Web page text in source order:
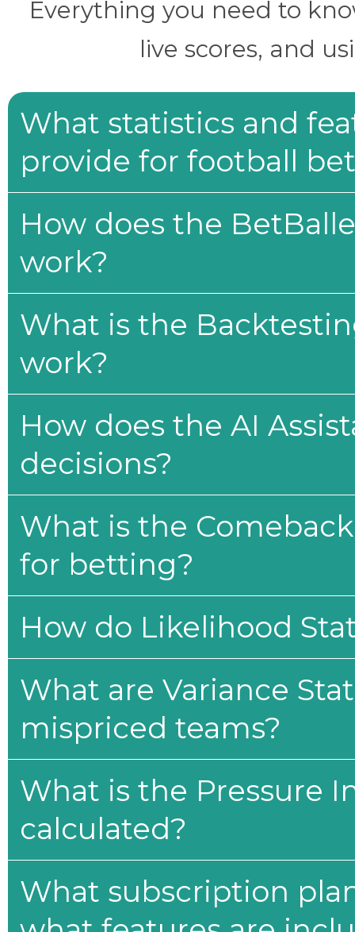
Everything you need to
live scores, and
What statistics and
provide for football
How does the
work?
What is the
work?
How does the AI
decisions?
What is the
for betting?
How do Likelihood
What are Variance
mispriced teams?
What is the Pressure
calculated?
What subscription